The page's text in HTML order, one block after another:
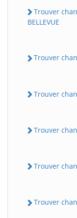
Trouver
BELLEVUE
Trouver
Trouver
Trouver
Trouver
Trouver